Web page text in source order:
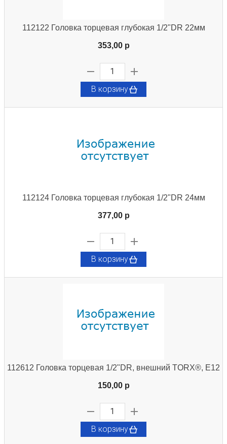
112122 Головка торцевая глубокая 1/2"DR 22мм
353,00 p
В корзину
112124 Головка торцевая глубокая 1/2"DR 24мм
377,00 p
В корзину
112612 Головка торцевая 1/2"DR, внешний TORX®, E12
150,00 p
В корзину